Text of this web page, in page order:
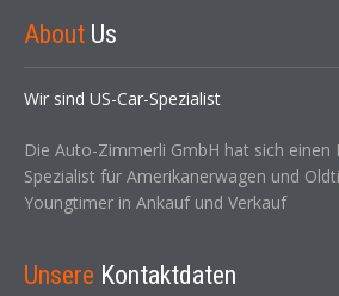
About Us
Wir sind US-Car-Spezialist
Die Auto-Zimmerli GmbH hat sich einen
Spezialist für Amerikanerwagen und
Youngtimer in Ankauf und Verkauf
Unsere Kontaktdaten